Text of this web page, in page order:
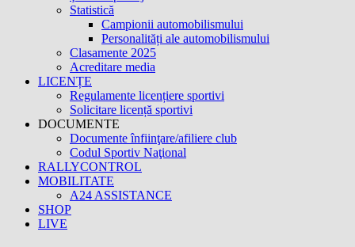
Statistică
Campionii automobilismului
Personalități ale automobilismului
Clasamente 2025
Acreditare media
LICENȚE
Regulamente licențiere sportivi
Solicitare licență sportivi
DOCUMENTE
Documente înfiinţare/afiliere club
Codul Sportiv Naţional
RALLYCONTROL
MOBILITATE
A24 ASSISTANCE
SHOP
LIVE